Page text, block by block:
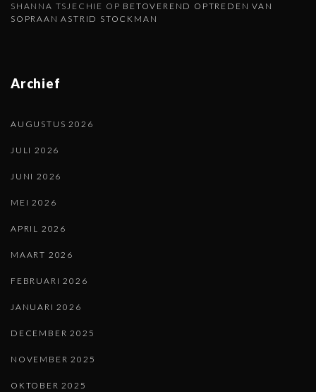
SHANNA TSJECHIE OP BETOVEREND OPTREDEN VAN
SOPRAAN ASTRID STOCKMAN
Archief
AUGUSTUS 2026
JULI 2026
JUNI 2026
MEI 2026
APRIL 2026
MAART 2026
FEBRUARI 2026
JANUARI 2026
DECEMBER 2025
NOVEMBER 2025
OKTOBER 2025